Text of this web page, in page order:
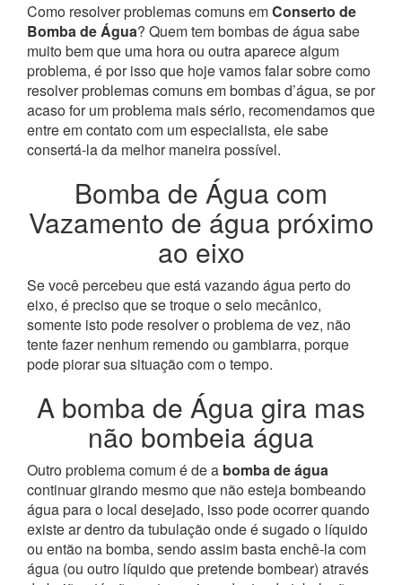
Como resolver problemas comuns emConserto de
Bomba de Água? Quem tem bombas de água sabe
muito bem que uma hora ou outra aparece algum
problema, é por isso que hoje vamos falar sobre como
resolver problemas comuns em bombas d’água, se por
acaso for um problema mais sério, recomendamos que
entre em contato com um especialista, ele sabe
consertá-la da melhor maneira possível.
Bomba de Água com
Vazamento de água próximo
ao eixo
Se você percebeu que está vazando água perto do
eixo, é preciso que se troque o selo mecânico,
somente isto pode resolver o problema de vez, não
tente fazer nenhum remendo ou gambiarra, porque
pode piorar sua situação com o tempo.
A bomba de Água gira mas
não bombeia água
Outro problema comum é de a bomba de água
continuar girando mesmo que não esteja bombeando
água para o local desejado, isso pode ocorrer quando
existe ar dentro da tubulação onde é sugado o líquido
ou então na bomba, sendo assim basta enchê-la com
água (ou outro líquido que pretende bombear) através